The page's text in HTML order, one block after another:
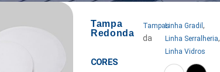
Tampa
Redonda
Tampas
da
Linha Gradil,
Linha Serralheria,
Linha Vidros
CORES